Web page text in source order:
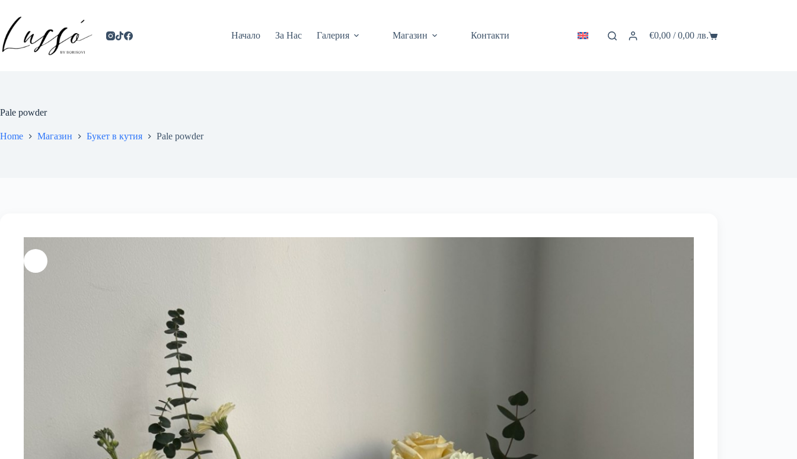
Начало За Нас Галерия Магазин Контакти €0,00/ 0,00 лв.
Pale powder
Home Магазин Букет в кутия Pale powder